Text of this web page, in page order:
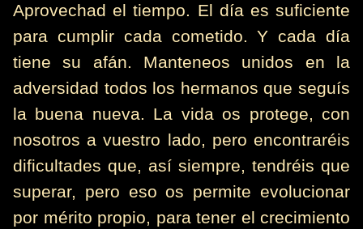
Aprovechad el tiempo. El día es suficiente
para cumplir cada cometido. Y cada día
tiene su afán. Manteneos unidos en la
adversidad todos los hermanos que seguís
la buena nueva. La vida os protege, con
nosotros a vuestro lado, pero encontraréis
dificultades que, así siempre, tendréis que
superar, pero eso os permite evolucionar
por mérito propio, para tener el crecimiento